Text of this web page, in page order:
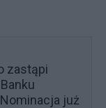
zastąpi
już